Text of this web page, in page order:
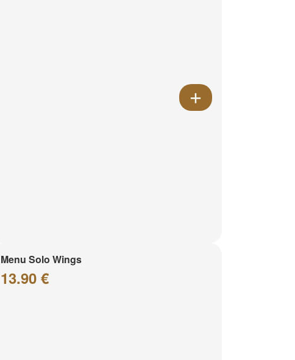
Menu Solo Wings
13.90 €